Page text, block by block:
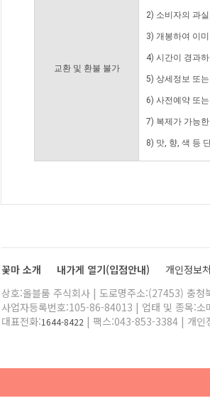
교환 및 환불 불가
2) 소비자의 과
3) 개봉하여 이
4) 시간이 경과
5) 상세정보 또
6) 사전예약 또
7) 복제가 가능
8) 맛, 향, 색 등
꽃마 소개 내가게 열기(입점안내) 개인정보
상호:올블룸 주식회사 | 도로명주소:(27453) 충
사업자등록번호:105-86-84013 | 업태 및 종목:
대표전화:1644-8422 | 팩스:043-853-3384 | 개인